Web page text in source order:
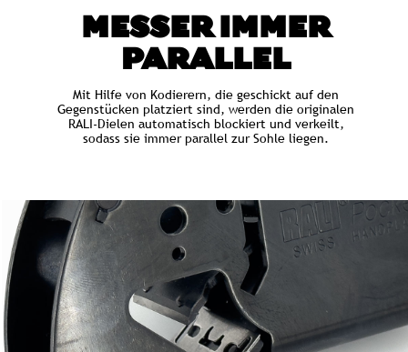
MESSER IMMER
PARALLEL
Mit Hilfe von Kodierern, die geschickt auf den
Gegenstücken platziert sind, werden die originalen
RALI-Dielen automatisch blockiert und verkeilt,
sodass sie immer parallel zur Sohle liegen.